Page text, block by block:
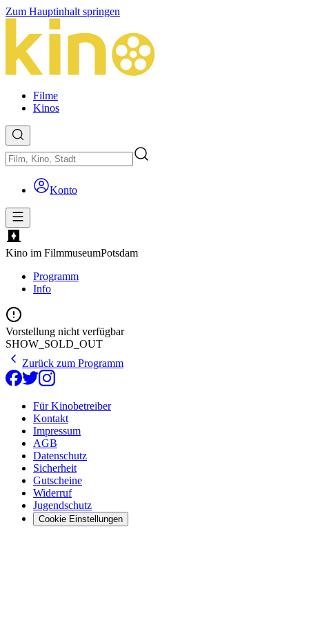
Zum Hauptinhalt springen
Filme
Kinos
Konto
Kino im FilmmuseumPotsdam
Programm
Info
Vorstellung nicht verfügbar
SHOW_SOLD_OUT
Zurück zum Programm
Für Kinobetreiber
Kontakt
Impressum
AGB
Datenschutz
Sicherheit
Gutscheine
Widerruf
Jugendschutz
Cookie Einstellungen